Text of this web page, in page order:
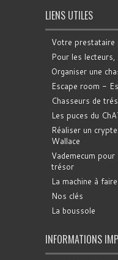
LIENS UTILES
Votre prestataire
Pour les
Organiser une
Escape room -
Chasseurs de
Les puces du
Réaliser un
Wallace
Vademecum
trésor
La machine à
Nos clés
La boussole
INFORMATIONS